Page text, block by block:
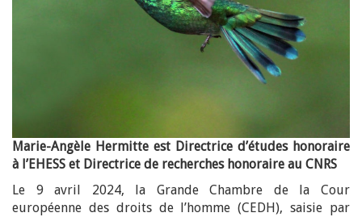
Marie-Angèle Hermitte est Directrice d’études honoraire
à l’EHESS et Directrice de recherches honoraire au CNRS
Le 9 avril 2024, la Grande Chambre de la Cour
européenne des droits de l’homme (CEDH), saisie par